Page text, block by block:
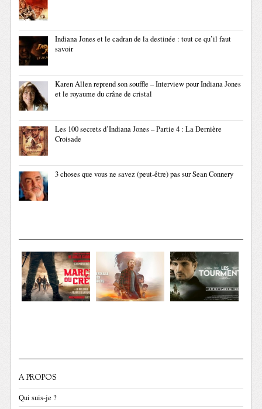
Indiana Jones et le cadran de la destinée : tout ce qu’il faut
savoir
Karen Allen reprend son souffle – Interview pour Indiana Jones
et le royaume du crâne de cristal
Les 100 secrets d’Indiana Jones – Partie 4 : La Dernière
Croisade
3 choses que vous ne savez (peut-être) pas sur Sean Connery
A PROPOS
Qui suis-je ?